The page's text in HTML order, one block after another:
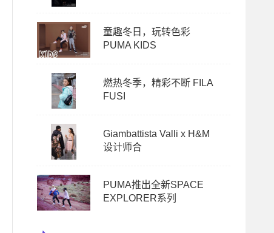
童趣冬日，玩转色彩
PUMA KIDS
燃热冬季，精彩不断 FILA
FUSI
Giambattista Valli x H&M
设计师合
PUMA推出全新SPACE
EXPLORER系列